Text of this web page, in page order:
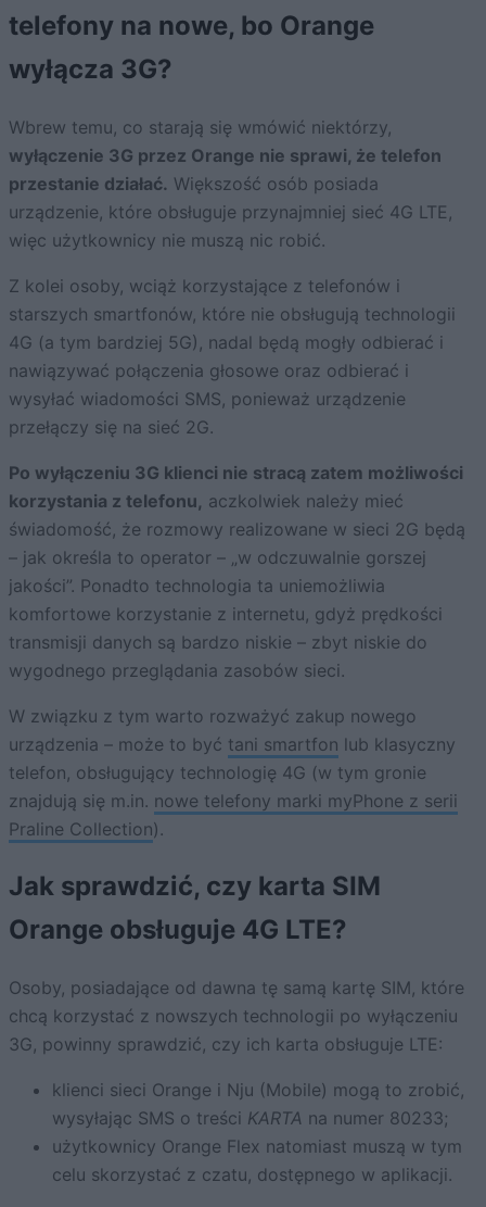
telefony na nowe, bo Orange
wyłącza 3G?
Wbrew temu, co starają się wmówić niektórzy,
wyłączenie 3G przez Orange nie sprawi, że telefon
przestanie działać. Większość osób posiada
urządzenie, które obsługuje przynajmniej sieć 4G LTE,
więc użytkownicy nie muszą nic robić.
Z kolei osoby, wciąż korzystające z telefonów i
starszych smartfonów, które nie obsługują technologii
4G (a tym bardziej 5G), nadal będą mogły odbierać i
nawiązywać połączenia głosowe oraz odbierać i
wysyłać wiadomości SMS, ponieważ urządzenie
przełączy się na sieć 2G.
Po wyłączeniu 3G klienci nie stracą zatem możliwości
korzystania z telefonu, aczkolwiek należy mieć
świadomość, że rozmowy realizowane w sieci 2G będą
– jak określa to operator – „w odczuwalnie gorszej
jakości”. Ponadto technologia ta uniemożliwia
komfortowe korzystanie z internetu, gdyż prędkości
transmisji danych są bardzo niskie – zbyt niskie do
wygodnego przeglądania zasobów sieci.
W związku z tym warto rozważyć zakup nowego
urządzenia – może to być tani smartfon lub klasyczny
telefon, obsługujący technologię 4G (w tym gronie
znajdują się m.in. nowe telefony marki myPhone z serii
Praline Collection).
Jak sprawdzić, czy karta SIM
Orange obsługuje 4G LTE?
Osoby, posiadające od dawna tę samą kartę SIM, które
chcą korzystać z nowszych technologii po wyłączeniu
3G, powinny sprawdzić, czy ich karta obsługuje LTE:
klienci sieci Orange i Nju (Mobile) mogą to zrobić,
wysyłając SMS o treści KARTA na numer 80233;
użytkownicy Orange Flex natomiast muszą w tym
celu skorzystać z czatu, dostępnego w aplikacji.